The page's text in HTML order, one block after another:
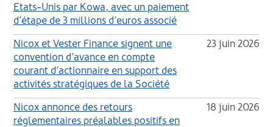
Etats-Unis par Kowa, avec un paiement
d’étape de 3 millions d’euros associé
Nicox et Vester Finance signent une
convention d’avance en compte
courant d’actionnaire en support des
activités stratégiques de la Société
23 juin 2026
Nicox annonce des retours
réglementaires préalables positifs en
18 juin 2026